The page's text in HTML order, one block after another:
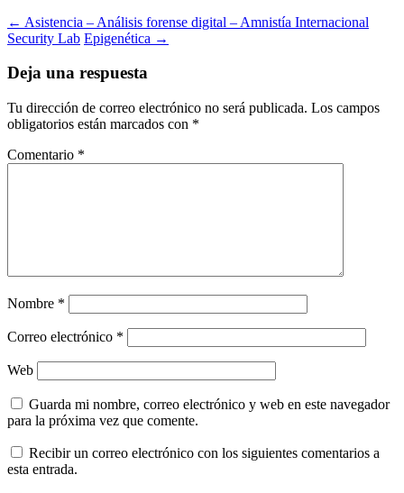
Navegación
de
entradas
← Asistencia – Análisis forense digital – Amnistía Internacional
Security Lab Epigenética →
Deja una respuesta
Tu dirección de correo electrónico no será publicada. Los campos
obligatorios están marcados con *
Comentario *
Nombre *
Correo electrónico *
Web
Guarda mi nombre, correo electrónico y web en este navegador
para la próxima vez que comente.
Recibir un correo electrónico con los siguientes comentarios a
esta entrada.